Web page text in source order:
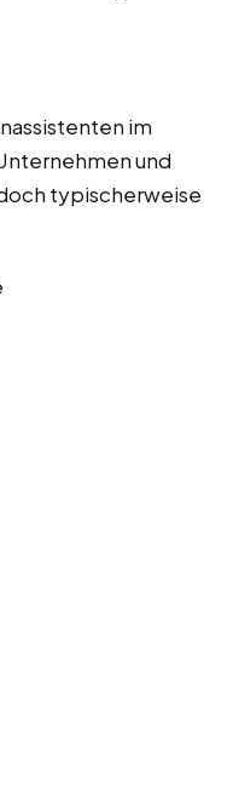
im
und
typischerweise